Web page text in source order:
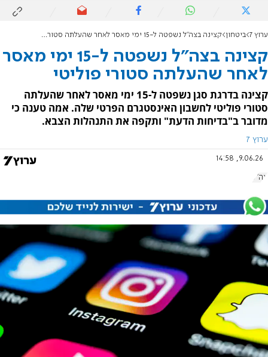
ערוץ 7 ביטחון קצינה בצה"ל נשפטה ל-15 ימי מאסר לאחר שהעלתה סטורי פוליטי
קצינה בצה"ל נשפטה ל-15 ימי מאסר
לאחר שהעלתה סטורי פוליטי
קצינה בדרגת סגן נשפטה ל-15 ימי מאסר לאחר שהעלתה
סטורי פוליטי לחשבון האינסטגרם הפרטי שלה. אמה טענה כי
מדובר ב"בדיחות הדעת" ותקפה את התנהלות הצבא.
ערוץ 7
9.06.26, 14:58
צה"ל